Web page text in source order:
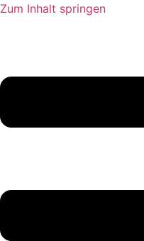
Zum Inhalt springen